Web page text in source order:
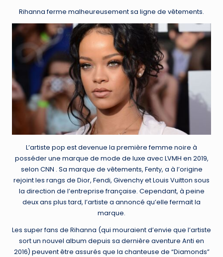
Rihanna ferme malheureusement sa ligne de vêtements.
L’artiste pop est devenue la première femme noire à
posséder une marque de mode de luxe avec LVMH en 2019,
selon CNN . Sa marque de vêtements, Fenty, a à l’origine
rejoint les rangs de Dior, Fendi, Givenchy et Louis Vuitton sous
la direction de l’entreprise française. Cependant, à peine
deux ans plus tard, l’artiste a annoncé qu’elle fermait la
marque.
Les super fans de Rihanna (qui mouraient d’envie que l’artiste
sort un nouvel album depuis sa dernière aventure Anti en
2016) peuvent être assurés que la chanteuse de “Diamonds”